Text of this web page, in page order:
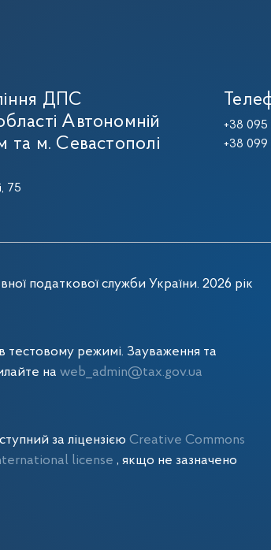
ДПС
Автономній
та м. Севастополі
75
+38 095
+38 099
податкової служби України. 2026 рік
тестовому режимі. Зауваження та
на web_admin@tax.gov.ua
за ліцензією Creative Commons
license , якщо не зазначено